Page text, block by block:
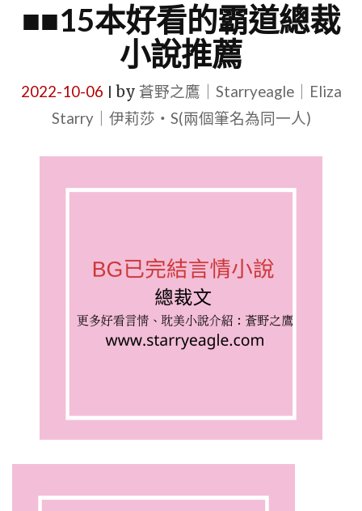
■■15本好看的霸道總裁
小說推薦
2022-10-06 by 蒼野之鷹｜Starryeagle｜Eliza
Starry｜伊莉莎・S(兩個筆名為同一人)